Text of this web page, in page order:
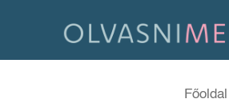
Főoldal